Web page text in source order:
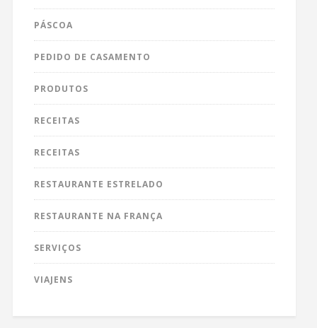
PÁSCOA
PEDIDO DE CASAMENTO
PRODUTOS
RECEITAS
RECEITAS
RESTAURANTE ESTRELADO
RESTAURANTE NA FRANÇA
SERVIÇOS
VIAJENS